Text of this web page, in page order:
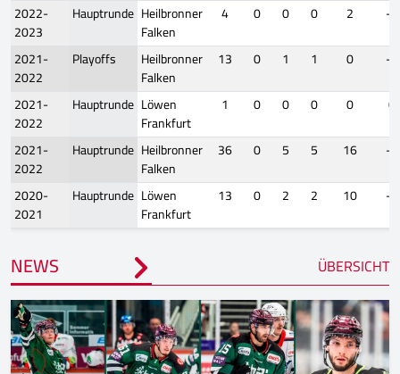
2022-
2023
Hauptrunde Heilbronner
Falken
4 0 0 0 2
-1
2021-
2022
Playoffs
Heilbronner
Falken
13 0 1 1 0
-5
2021-
2022
Hauptrunde Löwen
Frankfurt
1 0 0 0 0
0
2021-
2022
Hauptrunde Heilbronner
Falken
36 0 5 5 16
-7
2020-
2021
Hauptrunde Löwen
Frankfurt
13 0 2 2 10 -2
NEWS ÜBERSICHT